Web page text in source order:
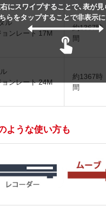
にスワイプすることで、表が見
らをタップすることで非表示に
ル
ョンレート 17M
約1367時
間
ョンレート 24M
約1367時
間
ような使い方も